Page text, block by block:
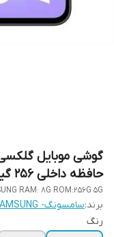
حافظه داخلی 256 گیگ 5G
RAM: 8G ROM:256G 5G
برند:سامسونگ- SAMSUNG
رنگ